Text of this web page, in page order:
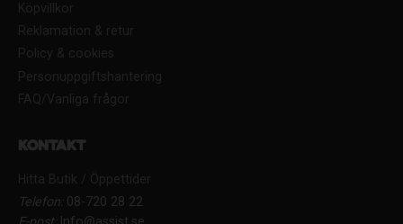
Köpvillkor
Reklamation & retur
Policy & cookies
Personuppgiftshantering
FAQ/Vanliga frågor
Kontakt
Hitta Butik / Öppettider
Telefon:08-720 28 22